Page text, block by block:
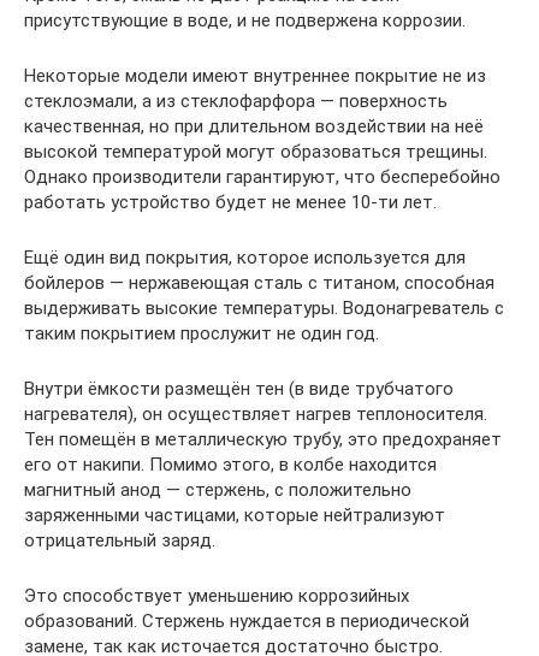
присутствующие в воде, и не подвержена коррозии.
Некоторые модели имеют внутреннее покрытие не из
стеклоэмали, а из стеклофарфора — поверхность
качественная, но при длительном воздействии на неё
высокой температурой могут образоваться трещины.
Однако производители гарантируют, что бесперебойно
работать устройство будет не менее 10-ти лет.
Ещё один вид покрытия, которое используется для
бойлеров — нержавеющая сталь с титаном, способная
выдерживать высокие температуры. Водонагреватель с
таким покрытием прослужит не один год.
Внутри ёмкости размещён тен (в виде трубчатого
нагревателя), он осуществляет нагрев теплоносителя.
Тен помещён в металлическую трубу, это предохраняет
его от накипи. Помимо этого, в колбе находится
магнитный анод — стержень, с положительно
заряженными частицами, которые нейтрализуют
отрицательный заряд.
Это способствует уменьшению коррозийных
образований. Стержень нуждается в периодической
замене, так как источается достаточно быстро.